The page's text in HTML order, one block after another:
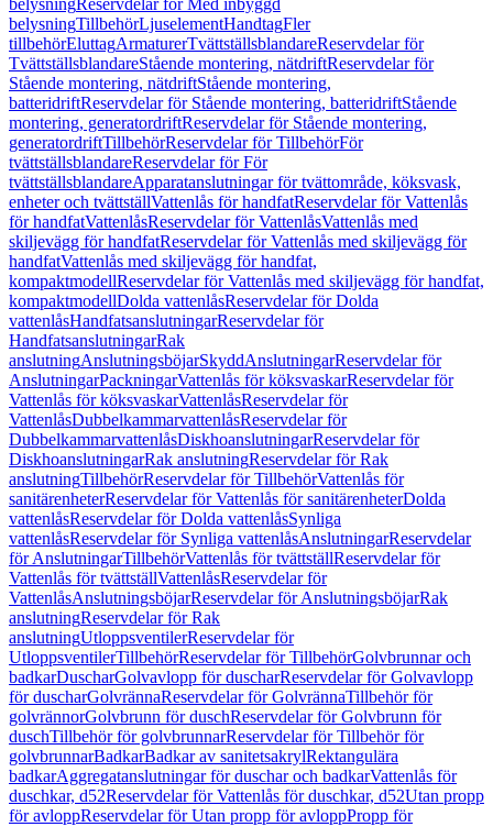
belysningReservdelar för Med inbyggd
belysningTillbehörLjuselementHandtagFler
tillbehörEluttagArmaturerTvättställsblandareReservdelar för
TvättställsblandareStående montering, nätdriftReservdelar för
Stående montering, nätdriftStående montering,
batteridriftReservdelar för Stående montering, batteridriftStående
montering, generatordriftReservdelar för Stående montering,
generatordriftTillbehörReservdelar för TillbehörFör
tvättställsblandareReservdelar för För
tvättställsblandareApparatanslutningar för tvättområde, köksvask,
enheter och tvättställVattenlås för handfatReservdelar för Vattenlås
för handfatVattenlåsReservdelar för VattenlåsVattenlås med
skiljevägg för handfatReservdelar för Vattenlås med skiljevägg för
handfatVattenlås med skiljevägg för handfat,
kompaktmodellReservdelar för Vattenlås med skiljevägg för handfat,
kompaktmodellDolda vattenlåsReservdelar för Dolda
vattenlåsHandfatsanslutningarReservdelar för
HandfatsanslutningarRak
anslutningAnslutningsböjarSkyddAnslutningarReservdelar för
AnslutningarPackningarVattenlås för köksvaskarReservdelar för
Vattenlås för köksvaskarVattenlåsReservdelar för
VattenlåsDubbelkammarvattenlåsReservdelar för
DubbelkammarvattenlåsDiskhoanslutningarReservdelar för
DiskhoanslutningarRak anslutningReservdelar för Rak
anslutningTillbehörReservdelar för TillbehörVattenlås för
sanitärenheterReservdelar för Vattenlås för sanitärenheterDolda
vattenlåsReservdelar för Dolda vattenlåsSynliga
vattenlåsReservdelar för Synliga vattenlåsAnslutningarReservdelar
för AnslutningarTillbehörVattenlås för tvättställReservdelar för
Vattenlås för tvättställVattenlåsReservdelar för
VattenlåsAnslutningsböjarReservdelar för AnslutningsböjarRak
anslutningReservdelar för Rak
anslutningUtloppsventilerReservdelar för
UtloppsventilerTillbehörReservdelar för TillbehörGolvbrunnar och
badkarDuscharGolvavlopp för duscharReservdelar för Golvavlopp
för duscharGolvrännaReservdelar för GolvrännaTillbehör för
golvrännorGolvbrunn för duschReservdelar för Golvbrunn för
duschTillbehör för golvbrunnarReservdelar för Tillbehör för
golvbrunnarBadkarBadkar av sanitetsakrylRektangulära
badkarAggregatanslutningar för duschar och badkarVattenlås för
duschkar, d52Reservdelar för Vattenlås för duschkar, d52Utan propp
för avloppReservdelar för Utan propp för avloppPropp för